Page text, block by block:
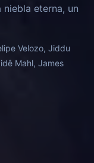
eterna, un
Velozo, Jiddu
Mahl, James